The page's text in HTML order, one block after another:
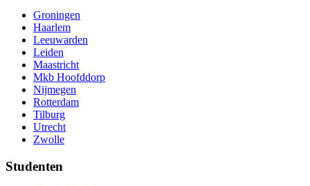
Groningen
Haarlem
Leeuwarden
Leiden
Maastricht
Mkb Hoofddorp
Nijmegen
Rotterdam
Tilburg
Utrecht
Zwolle
Studenten